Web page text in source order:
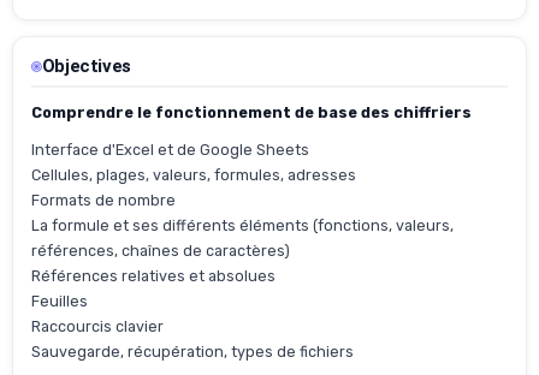
Objectives
Comprendre le fonctionnement de base des chiffriers
Interface d'Excel et de Google Sheets
Cellules, plages, valeurs, formules, adresses
Formats de nombre
La formule et ses différents éléments (fonctions, valeurs,
références, chaînes de caractères)
Références relatives et absolues
Feuilles
Raccourcis clavier
Sauvegarde, récupération, types de fichiers